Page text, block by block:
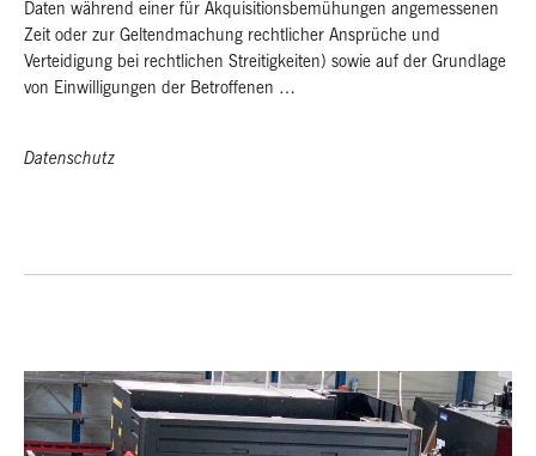
Daten während einer für Akquisitionsbemühungen angemessenen
Zeit oder zur Geltendmachung rechtlicher Ansprüche und
Verteidigung bei rechtlichen Streitigkeiten) sowie auf der Grundlage
von Einwilligungen der Betroffenen …
Datenschutz